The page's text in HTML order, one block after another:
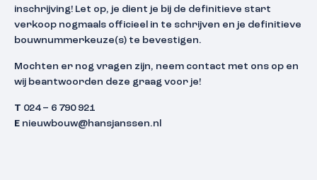
inschrijving! Let op, je dient je bij de definitieve start
verkoop nogmaals officieel in te schrijven en je definitieve
bouwnummerkeuze(s) te bevestigen.
Mochten er nog vragen zijn, neem contact met ons op en
wij beantwoorden deze graag voor je!
T 024 – 6 790 921
E nieuwbouw@hansjanssen.nl